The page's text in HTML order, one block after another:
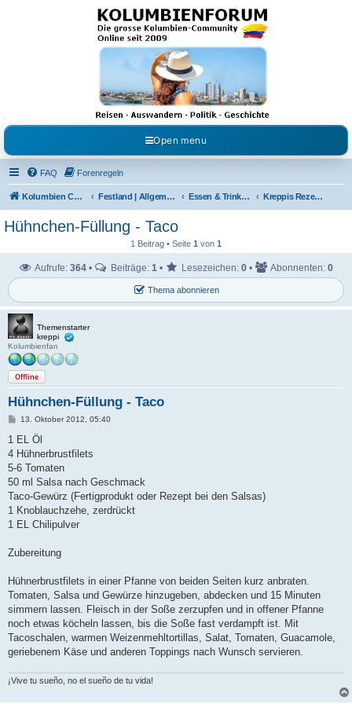
Kolumbienforum - Das
grosse Forum der
Freunde Kolumbiens
Reisen, Auswandern, Kultur, Politik, Geschichte und Visum in Kolumbien und Venezuela.
Austausch, Erfahrungen und Gemeinschaft im Kolumbienforum
Open menu
FAQ Forenregeln
Kolumbien Community Festland | Allgemeine Fragen Essen & Trinken / Koch- Back & Rezeptecke Kreppis Rezeptecke
Hühnchen-Füllung - Taco
1 Beitrag • Seite 1 von 1
Thema abonnieren
Aufrufe: 364 • Beiträge: 1 • Lesezeichen: 0 • Abonnenten: 0
Themenstarter
kreppi
Kolumbienfan
Offline
Hühnchen-Füllung - Taco
B
i
r
a
13. Oktober 2012, 05:40
1 EL Öl
4 Hühnerbrustfilets
5-6 Tomaten
50 ml Salsa nach Geschmack
Taco-Gewürz (Fertigprodukt oder Rezept bei den Salsas)
1 Knoblauchzehe, zerdrückt
1 EL Chilipulver
Zubereitung
Hühnerbrustfilets in einer Pfanne von beiden Seiten kurz anbraten.
Tomaten, Salsa und Gewürze hinzugeben, abdecken und 15 Minuten
simmern lassen. Fleisch in der Soße zerzupfen und in offener Pfanne
noch etwas köcheln lassen, bis die Soße fast verdampft ist. Mit
Tacoschalen, warmen Weizenmehltortillas, Salat, Tomaten, Guacamole,
geriebenem Käse und anderen Toppings nach Wunsch servieren.
¡Vive tu sueño, no el sueño de tu vida!